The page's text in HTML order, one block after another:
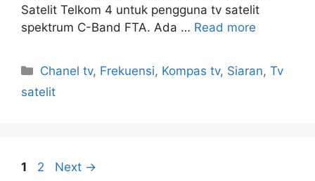
Satelit Telkom 4 untuk pengguna tv satelit
spektrum C-Band FTA. Ada … Read more
Categories
Chanel tv, Frekuensi, Kompas tv, Siaran,Tv
satelit
Page
1 Page
2 Next →